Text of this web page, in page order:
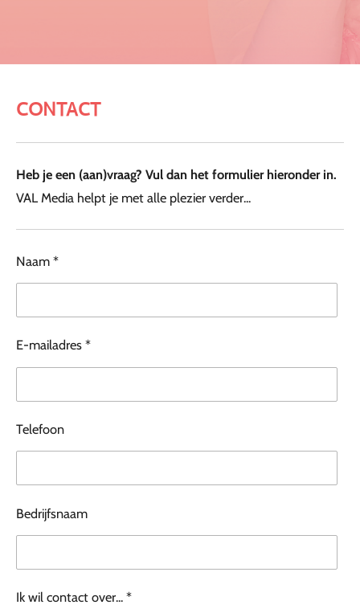
CONTACT
Heb je een (aan)vraag? Vul dan het formulier hieronder in.
VAL Media helpt je met alle plezier verder...
Naam *
E-mailadres *
Telefoon
Bedrijfsnaam
Ik wil contact over... *